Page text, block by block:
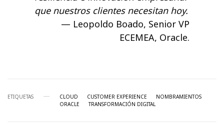
que nuestros clientes necesitan hoy.
Leopoldo Boado, Senior VP
ECEMEA, Oracle.
ETIQUETAS CLOUD CUSTOMER EXPERIENCE
NOMBRAMIENTOS
ORACLE
TRANSFORMACIÓN DIGITAL